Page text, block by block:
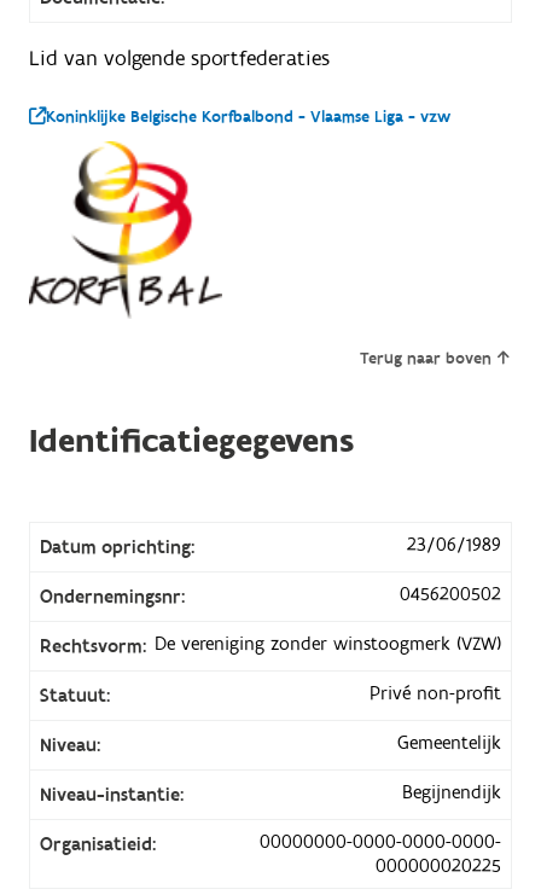
Lid van volgende sportfederaties
Koninklijke Belgische Korfbalbond - Vlaamse Liga - vzw
Terug naar boven
Identificatiegegevens
Datum oprichting: 23/06/1989
Ondernemingsnr: 0456200502
Rechtsvorm: De vereniging zonder winstoogmerk (VZW)
Statuut: Privé non-profit
Niveau: Gemeentelijk
Niveau-instantie: Begijnendijk
Organisatieid:
00000000-0000-0000-0000-
000000020225